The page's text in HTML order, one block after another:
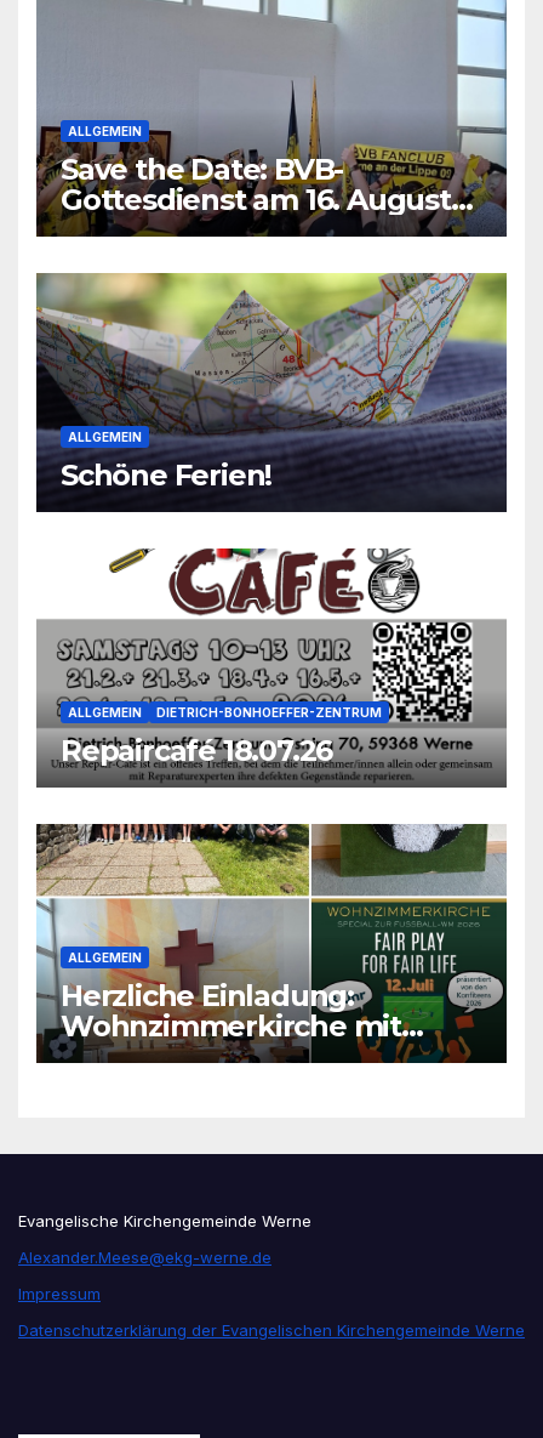
ALLGEMEIN
Save the Date: BVB-
Gottesdienst am 16. August
2026
ALLGEMEIN
Schöne Ferien!
ALLGEMEIN DIETRICH-BONHOEFFER-ZENTRUM
Repaircafé 18.07.26
ALLGEMEIN
Herzliche Einladung:
Wohnzimmerkirche mit
unseren Konfis
Evangelische Kirchengemeinde Werne
Alexander.Meese@ekg-werne.de
Impressum
Datenschutzerklärung der Evangelischen Kirchengemeinde Werne